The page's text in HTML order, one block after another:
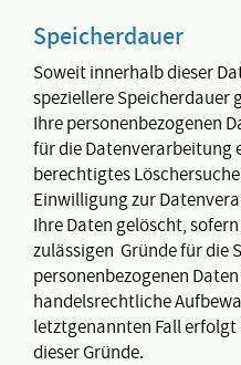
Speicherdauer
Soweit innerhalb dieser
speziellere Speicherdauer
Ihre personenbezogenen
für die Datenverarbeitung
berechtigtes
Einwilligung zur
Ihre Daten gelöscht,
zulässigen Gründe für die
personenbezogenen
handelsrechtliche
letztgenannten Fall
dieser Gründe.